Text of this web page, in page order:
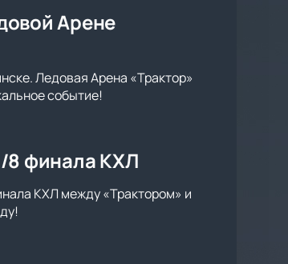
Арене
Ледовая Арена «Трактор»
событие!
8 финала КХЛ
КХЛ между «Трактором» и